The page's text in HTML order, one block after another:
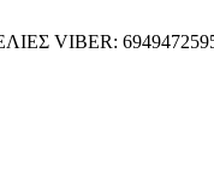
VIBER: